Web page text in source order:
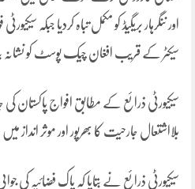
اور ننگرہار بریگیڈ کو مکمل تباہ کردیا جبکہ
سیکٹر کے قریب افغان چیک پوسٹ کو نشانہ
سیکیورٹی ذرائع کے مطابق افواج پاکستان
بلااشتعال جارحیت کا بھرپور اور موثر انداز
سیکیورٹی ذرائع نے بتایا کہ پاک فضائیہ کی